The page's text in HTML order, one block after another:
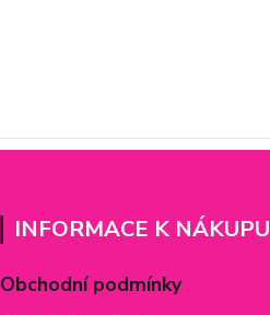
INFORMACE K NÁKUPU
Obchodní podmínky